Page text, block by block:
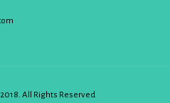
All Rights Reserved